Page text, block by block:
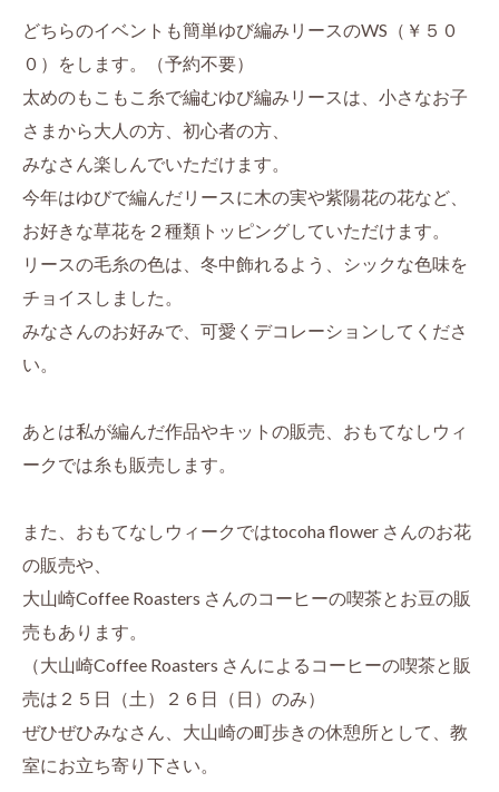
どちらのイベントも簡単ゆび編みリースのWS（￥５０
０）をします。（予約不要）
太めのもこもこ糸で編むゆび編みリースは、小さなお子
さまから大人の方、初心者の方、
みなさん楽しんでいただけます。
今年はゆびで編んだリースに木の実や紫陽花の花など、
お好きな草花を２種類トッピングしていただけます。
リースの毛糸の色は、冬中飾れるよう、シックな色味を
チョイスしました。
みなさんのお好みで、可愛くデコレーションしてくださ
い。
あとは私が編んだ作品やキットの販売、おもてなしウィ
ークでは糸も販売します。
また、おもてなしウィークではtocoha flower さんのお花
の販売や、
大山崎Coffee Roasters さんのコーヒーの喫茶とお豆の販
売もあります。
（大山崎Coffee Roasters さんによるコーヒーの喫茶と販
売は２５日（土）２６日（日）のみ）
ぜひぜひみなさん、大山崎の町歩きの休憩所として、教
室にお立ち寄り下さい。